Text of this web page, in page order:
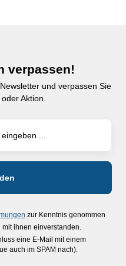
verpassen!
und verpassen Sie
Aktion.
zur Kenntnis genommen
ihnen einverstanden.
eine E-Mail mit einem
auch im SPAM nach).